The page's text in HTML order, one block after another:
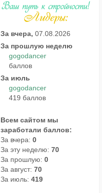
За вчера, 07.08.2026
За прошлую неделю
gogodancer
баллов
За июль
gogodancer
419 баллов
Всем сайтом мы
заработали баллов:
За вчера: 0
За эту неделю: 70
За прошлую: 0
За август: 70
За июль: 419